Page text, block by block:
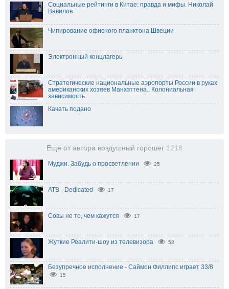
Социальные рейтинги в Китае: правда и мифы. Николай
Вавилов
Чипирование офисного планктона Швеции
Электронный концлагерь
Стратегические национальные аэропорты России в руках
американских хозяев Манхэттена.. Колониальная
зависимость
Качать подано
Еще от автора воздушный горошег 1218
Муджи. Забудь о просветлении 25
ATB - Dedicated 17
Совы не то, чем кажутся 17
Жуткие Реалити-шоу из телевизора 58
Безупречное исполнение - Саймон Филлипс играет 33/8
15